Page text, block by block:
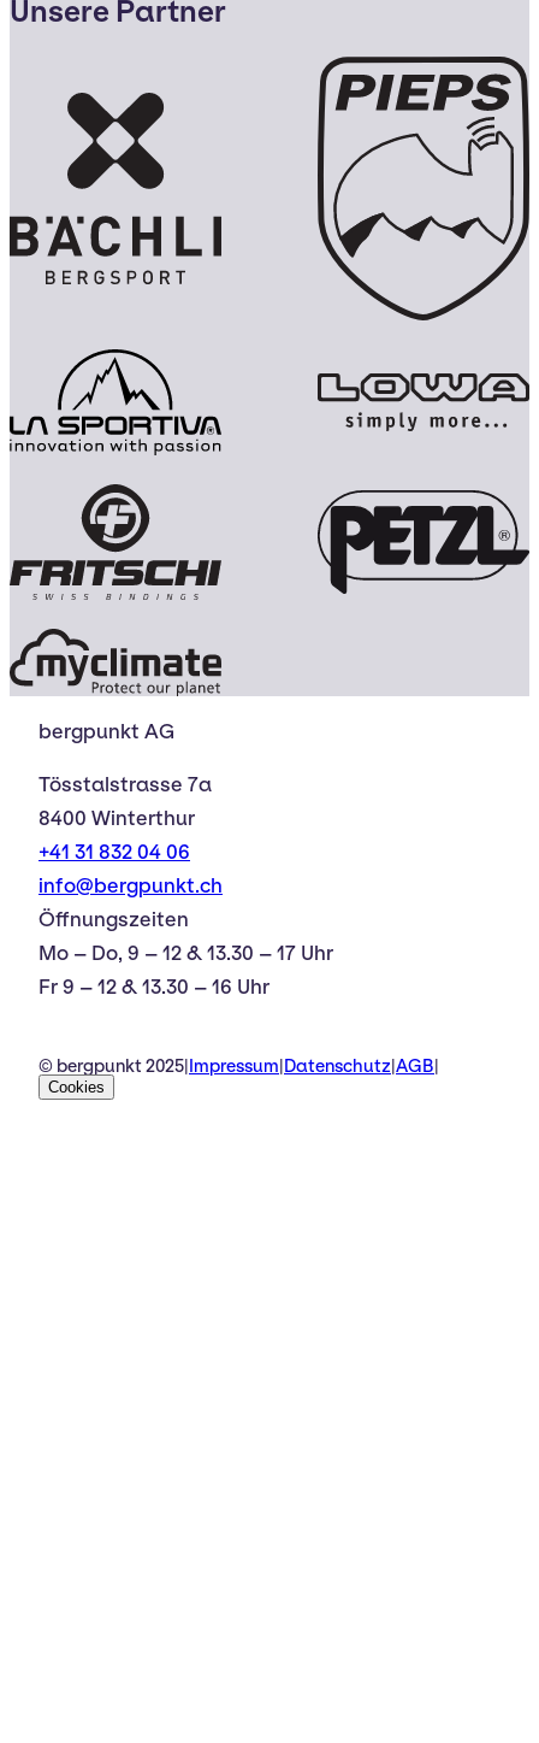
Unsere Partner
bergpunkt AG
Tösstalstrasse 7a
8400 Winterthur
+41 31 832 04 06
info@bergpunkt.ch
Öffnungszeiten
Mo – Do, 9 – 12 & 13.30 – 17 Uhr
Fr 9 – 12 & 13.30 – 16 Uhr
© bergpunkt 2025 Impressum Datenschutz AGB
Cookies